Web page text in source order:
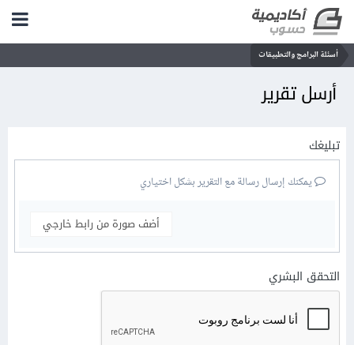
أسئلة البرامج والتطبيقات
أرسل تقرير
تبليغك
يمكنك إرسال رسالة مع التقرير بشكل اختياري
أضف صورة من رابط خارجي
التحقق البشري